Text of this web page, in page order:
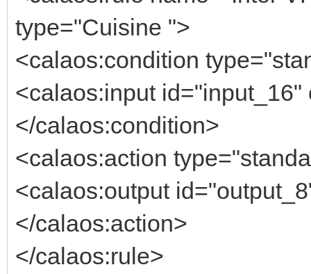
type="Cuisine ">
<calaos:condition
<calaos:input
</calaos:condition>
<calaos:action
<calaos:output
</calaos:action>
</calaos:rule>